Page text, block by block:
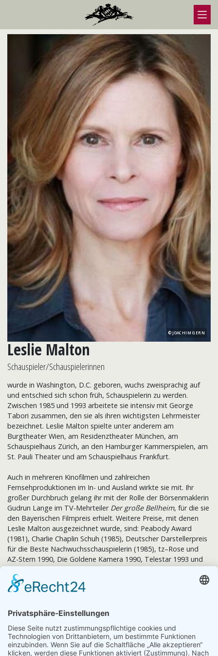
Leslie Malton
Schauspieler/Schauspielerinnen
wurde in Washington, D.C. geboren, wuchs zweisprachig auf
und entschied sich schon früh, Schauspielerin zu werden.
Zwischen 1985 und 1993 arbeitete sie intensiv mit George
Tabori zusammen, den sie als ihren wichtigsten Lehrmeister
bezeichnet. Leslie Malton spielte unter anderem am
Burgtheater Wien, am Residenztheater München, am
Schauspielhaus Zürich, an den Hamburger Kammerspielen, am
St. Pauli Theater und am Schauspielhaus Frankfurt.
Auch in mehreren Kinofilmen und zahlreichen
Fernsehproduktionen im In- und Ausland wirkte sie mit. Ihr
großer Durchbruch gelang ihr mit der Rolle der Börsenmaklerin
Gudrun Lange im TV-Mehrteiler Der große Bellheim, für die sie
den Bayerischen Filmpreis erhielt. Weitere Preise, mit denen
Leslie Malton ausgezeichnet wurde, sind: Peabody Award
(1981), Charlie Chaplin Schuh (1985), Deutscher Darstellerpreis
für die Beste Nachwuchsschauspielerin (1985), tz–Rose und
AZ-Stern 1990, Die Goldene Kamera 1990, Telestar 1993 und
der Publikumspreis des Mannheimer Filmfests 2006 für den
KinofilmNeun Szenen
Darstellerin wurde sie 2013 für die Rolle der Dorine in
Preis ausgezeichnet.
Leslie Malton ist Botschafterin der Elternhilfe für Kinder mit
RETT-Syndrom. Im Oktober 2015 erschien ihr BuchBrief an
meine Schwester, geschrieben zusammen mit Roswitha
JOACHIM GERN